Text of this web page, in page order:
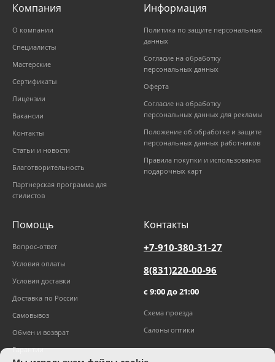
Компания
О компании
Специалисты
Мастерские
Сертификаты
Лицензии
Вакансии
Контакты
Статьи и новости
Благотворительность
Партнерская программа для
стилистов
Информация
Политика по защите персональных
данных
Согласие на обработку
персональных данных
Оферта
Согласие на обработку
персональных данных для рекламы
Положение об обработке и защите
персональных данных работников
Правила покупки и использования
подарочных карт
Помощь
Вопрос-ответ
Условия оплаты
Условия доставки
Доставка по России
Самовывоз
Обмен и возврат
Гарантии
Контакты
+7-910-380-31-27
8(831)220-00-96
с 9:00 до 21:00
Схема проезда
Салоны оптики